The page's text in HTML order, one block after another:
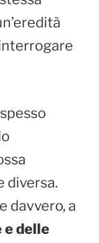
diversa.
davvero, a
e delle